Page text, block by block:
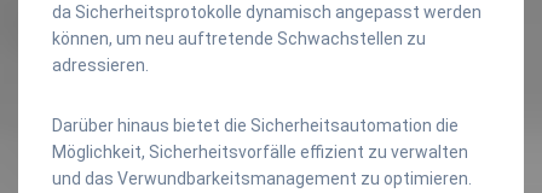
da Sicherheitsprotokolle dynamisch angepasst werden
können, um neu auftretende Schwachstellen zu
adressieren.
Darüber hinaus bietet die Sicherheitsautomation die
Möglichkeit, Sicherheitsvorfälle effizient zu verwalten
und das Verwundbarkeitsmanagement zu optimieren.